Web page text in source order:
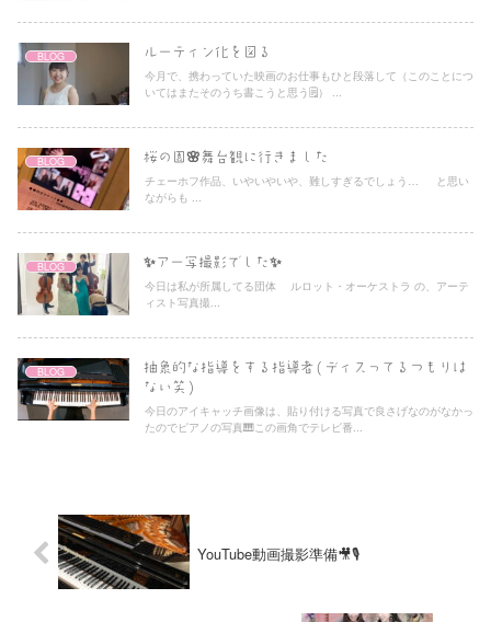
BLOG ルーティン化を図る
今月で、携わっていた映画のお仕事もひと段落して（このことにつ
いてはまたそのうち書こうと思う🗒） ...
BLOG 桜の園🌸舞台観に行きました
チェーホフ作品、いやいやいや、難しすぎるでしょう… と思い
ながらも ...
BLOG ✨アー写撮影でした✨
今日は私が所属してる団体 ルロット・オーケストラ の、アーテ
ィスト写真撮...
BLOG
抽象的な指導をする指導者(ディスってるつもりは
ない笑)
今日のアイキャッチ画像は、貼り付ける写真で良さげなのがなかっ
たのでピアノの写真🎹この画角でテレビ番...
YouTube動画撮影準備🎥🎙